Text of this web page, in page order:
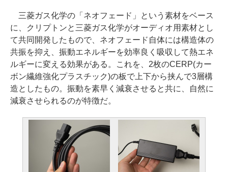
三菱ガス化学の「ネオフェード」という素材をベース
に、クリプトンと三菱ガス化学がオーディオ用素材とし
て共同開発したもので、ネオフェード自体には構造体の
共振を抑え、振動エネルギーを効率良く吸収して熱エネ
ルギーに変える効果がある。これを、2枚のCERP(カー
ボン繊維強化プラスチック)の板で上下から挟んで3層構
造としたもの。振動を素早く減衰させると共に、自然に
減衰させられるのが特徴だ。